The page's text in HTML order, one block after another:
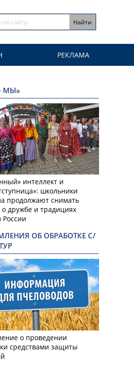
РЕКЛАМА
МЫ»
интеллект и
школьники
продолжают снимать
дружбе и традициях
России
ОБ ОБРАБОТКЕ С/
о проведении
средствами защиты